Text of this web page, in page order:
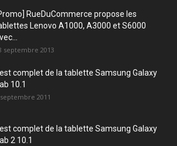
RueDuCommerce propose les
Lenovo A1000, A3000 et S6000
septembre 2013
complet de la tablette Samsung Galaxy
10.1
2011
complet de la tablette Samsung Galaxy
2 10.1